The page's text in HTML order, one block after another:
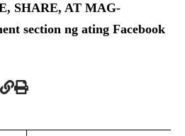
SHARE, AT MAG-
section ng ating Facebook